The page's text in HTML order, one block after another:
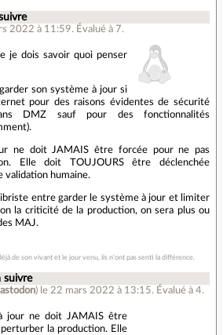
2022 à 11:59. Évalué à7.
je dois savoir quoi penser
son système à jour si
pour des raisons évidentes de sécurité
DMZ sauf pour des fonctionnalités
ne doit JAMAIS être forcée pour ne pas
Elle doit TOUJOURS être déclenchée
validation humaine.
entre garder le système à jour et limiter
la criticité de la production, on sera plus ou
MAJ.
de son vivant et le jour venu, ils n'ont pas senti la différence.
suivre
) le 22 mars 2022 à 13:15. Évalué à 4.
jour ne doit JAMAIS être
la production. Elle